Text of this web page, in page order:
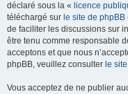
déclaré sous la « licence
téléchargé sur le site de phpBB
de faciliter les discussions sur
être tenu comme responsable
acceptons et que nous
phpBB, veuillez consulter le
Vous acceptez de ne publier